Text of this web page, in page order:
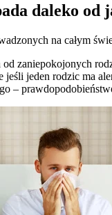
daleko od
na całym
zaniepokojonych
jeden rodzic ma
–